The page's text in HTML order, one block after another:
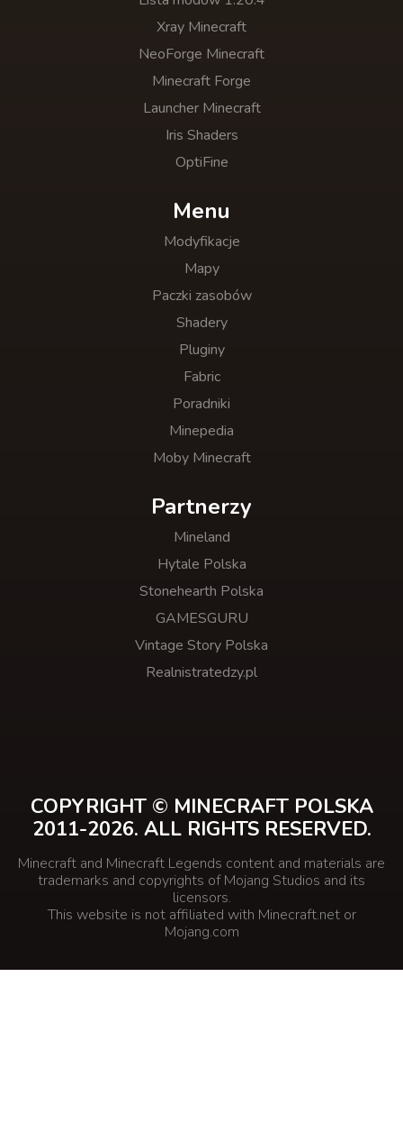
Xray Minecraft
NeoForge Minecraft
Minecraft Forge
Launcher Minecraft
Iris Shaders
OptiFine
Menu
Modyfikacje
Mapy
Paczki zasobów
Shadery
Pluginy
Fabric
Poradniki
Minepedia
Moby Minecraft
Partnerzy
Mineland
Hytale Polska
Stonehearth Polska
GAMESGURU
Vintage Story Polska
Realnistratedzy.pl
COPYRIGHT © MINECRAFT POLSKA
2011-2026. ALL RIGHTS RESERVED.
Minecraft and Minecraft Legends content and materials are
trademarks and copyrights of Mojang Studios and its
licensors.
This website is not affiliated with Minecraft.net or
Mojang.com